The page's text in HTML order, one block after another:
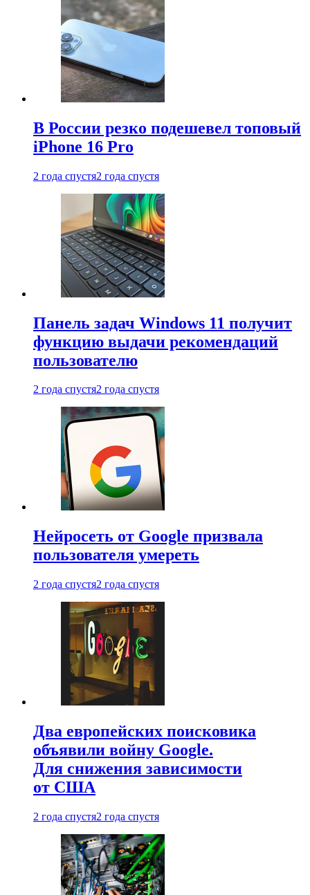
В России резко подешевел топовый
iPhone 16 Pro
2 года спустя2 года спустя
Панель задач Windows 11 получит
функцию выдачи рекомендаций
пользователю
2 года спустя2 года спустя
Нейросеть от Google призвала
пользователя умереть
2 года спустя2 года спустя
Два европейских поисковика
объявили войну Google.
Для снижения зависимости
от США
2 года спустя2 года спустя